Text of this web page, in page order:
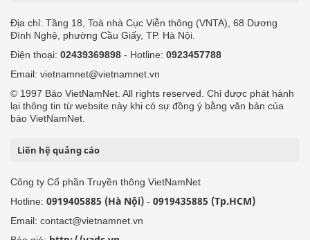
Địa chỉ: Tầng 18, Toà nhà Cục Viễn thông (VNTA), 68 Dương
Đình Nghệ, phường Cầu Giấy, TP. Hà Nội.
Điện thoại: 02439369898 - Hotline: 0923457788
Email: vietnamnet@vietnamnet.vn
© 1997 Báo VietNamNet. All rights reserved. Chỉ được phát hành
lại thông tin từ website này khi có sự đồng ý bằng văn bản của
báo VietNamNet.
Liên hệ quảng cáo
Công ty Cổ phần Truyền thông VietNamNet
Hotline: 0919405885 (Hà Nội) - 0919435885 (Tp.HCM)
Email: contact@vietnamnet.vn